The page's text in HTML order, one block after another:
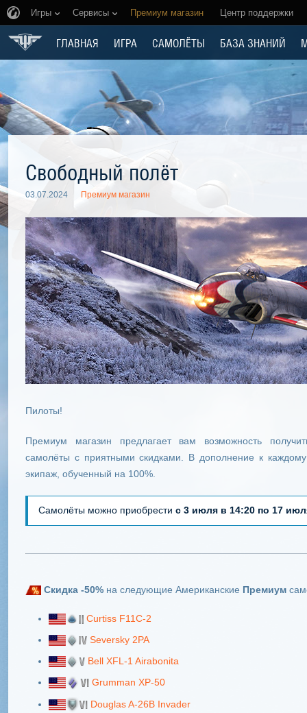
Игры Сервисы Премиум магазин Центр поддержки
ГЛАВНАЯ ИГРА САМОЛЁТЫ БАЗА ЗНАНИЙ
Свободный полёт
03.07.2024 Премиум магазин
Пилоты!
Премиум магазин предлагает вам возможность
самолёты с приятными скидками. В дополнение к
экипаж, обученный на 100%.
Самолёты можно приобрести с 3 июля в 14:20 по 17
Скидка -50% на следующие Американские Премиум
Curtiss F11C-2
Seversky 2PA
Bell XFL-1 Airabonita
Grumman XP-50
Douglas A-26B Invader